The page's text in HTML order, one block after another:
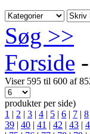
Søg >>
Forside -
Viser 595 til 600 af
produkter per side)
1 | 2 | 3 | 4 | 5 | 6 | 7 | 8
39 | 40 | 41 | 42 | 43 |